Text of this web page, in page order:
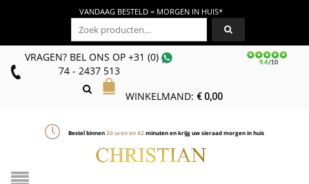
VANDAAG BESTELD = MORGEN IN HUIS*
Zoeken naar:
VRAGEN? BEL ONS OP+31 (0)
74 - 2437 513
WINKELMAND: €0,00
Bestel binnen20uren en42 minuten en krijg uw sieraad morgen in huis